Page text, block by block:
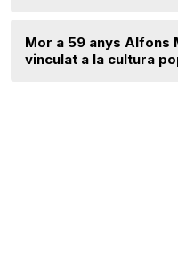
Mor a 59 anys Alfons
vinculat a la cultura